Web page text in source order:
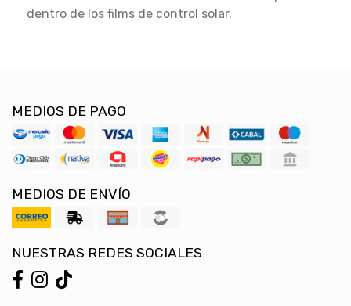
dentro de los films de control solar.
MEDIOS DE PAGO
MEDIOS DE ENVÍO
NUESTRAS REDES SOCIALES